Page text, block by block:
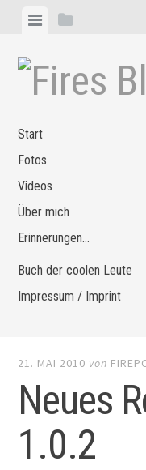
Zum
springen
MenüSeitenleiste
Start
Fotos
Videos
Über mich
Erinnerungen…
Buch der coolen Leute
Impressum / Imprint
21. MAI 2010 von
Neues
1.0.2